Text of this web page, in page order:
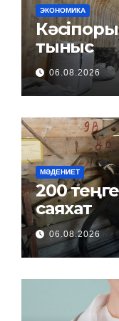
ЭКОНОМИКА
тыныс
06.08.2026
МӘДЕНИЕТ
200 теңгемен
саяхат
06.08.2026